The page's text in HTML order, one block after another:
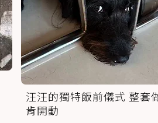
汪汪的獨特飯前儀式 整套
肯開動